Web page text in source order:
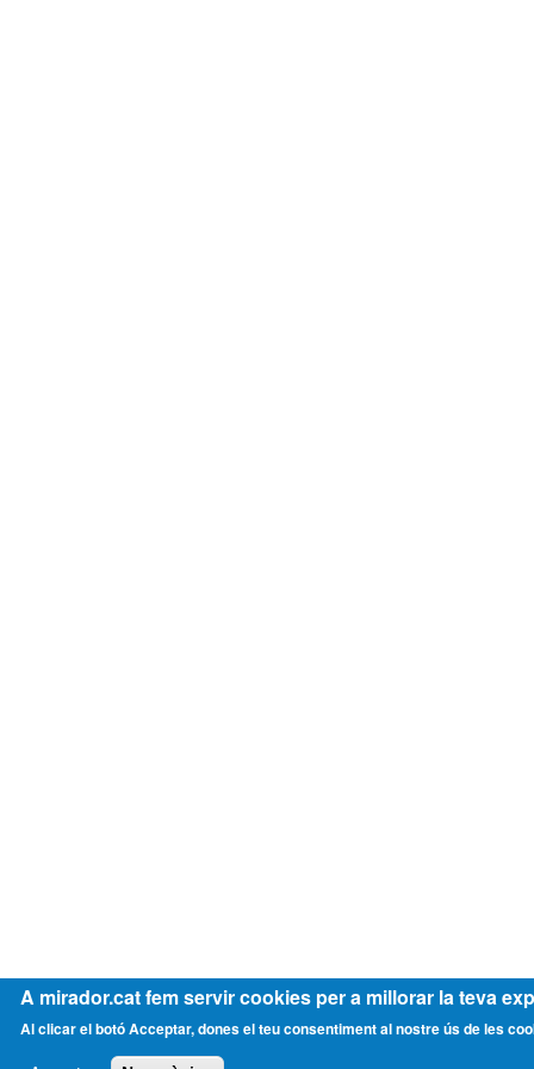
A mirador.cat fem servir cookies per a millorar la teva
Al clicar el botó Acceptar, dones el teu consentiment al nostre ús de les